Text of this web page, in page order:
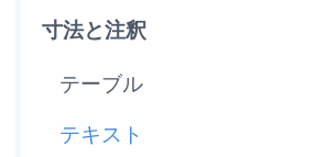
寸法と注釈
テーブル
テキスト